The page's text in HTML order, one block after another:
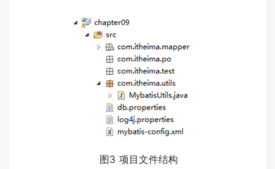
图3 项目文件结构